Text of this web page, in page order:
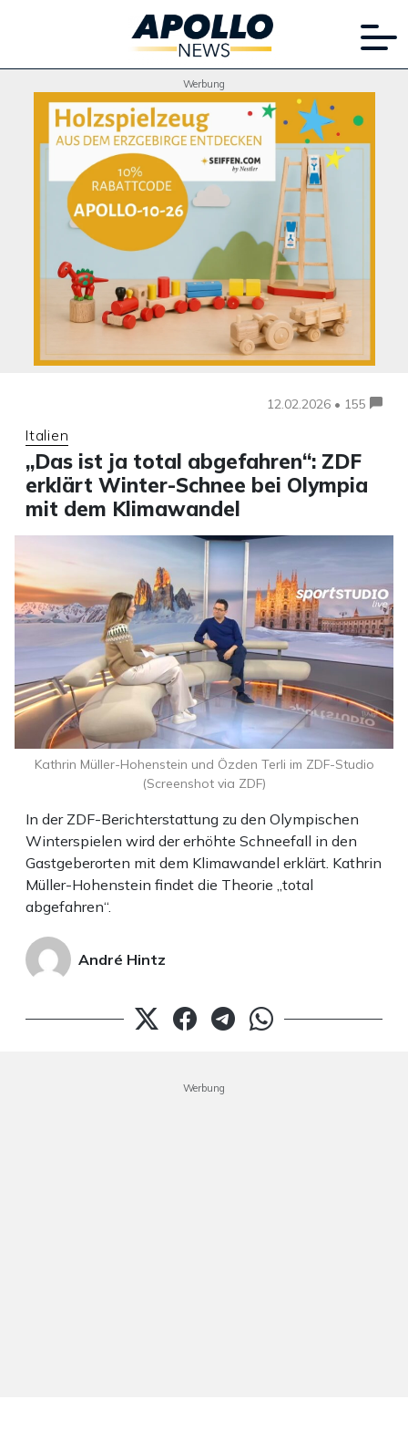
Werbung
12.02.2026 • 155
Italien
„Das ist ja total abgefahren“: ZDF
erklärt Winter-Schnee bei Olympia
mit dem Klimawandel
In der ZDF-Berichterstattung zu den Olympischen
Winterspielen wird der erhöhte Schneefall in den
Gastgeberorten mit dem Klimawandel erklärt. Kathrin
Müller-Hohenstein findet die Theorie „total
abgefahren“.
André Hintz
Kathrin Müller-Hohenstein und Özden Terli im ZDF-Studio
(Screenshot via ZDF)
Werbung